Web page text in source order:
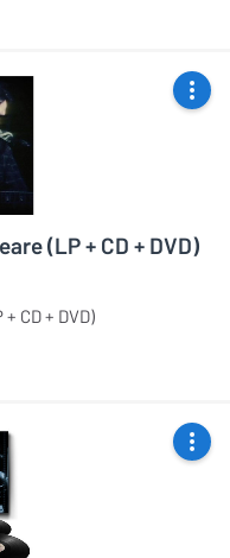
(LP + CD + DVD)
CD + DVD)